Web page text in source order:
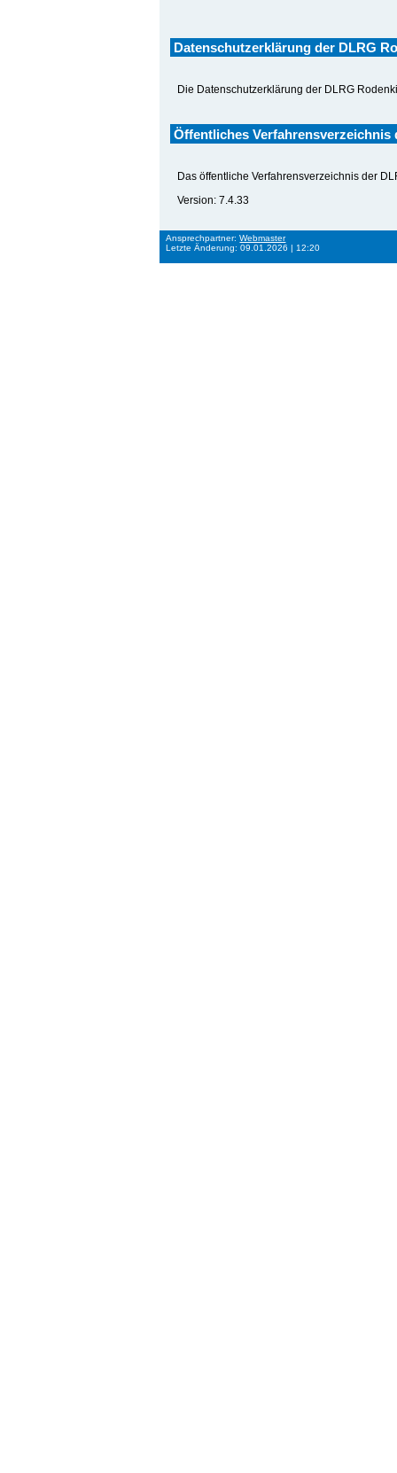
Datenschutzerklärung der DLRG
Die Datenschutzerklärung der DLRG
Öffentliches Verfahrensverzeichnis
Das öffentliche Verfahrensverzeichnis der
Version: 7.4.33
Ansprechpartner:Webmaster
Letzte Änderung: 09.01.2026 | 12:20